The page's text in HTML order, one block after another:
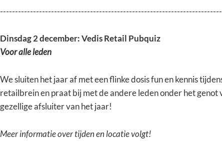
Dinsdag 2 december: Vedis Retail Pubquiz
Voor alle leden
We sluiten het jaar af met een flinke dosis fun en kennis
retailbrein en praat bij met de andere leden onder het genot
gezellige afsluiter van het jaar!
Meer informatie over tijden en locatie volgt!